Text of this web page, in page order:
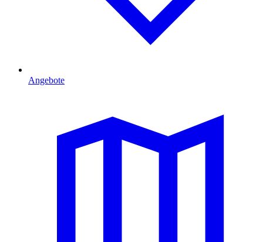
Angebote